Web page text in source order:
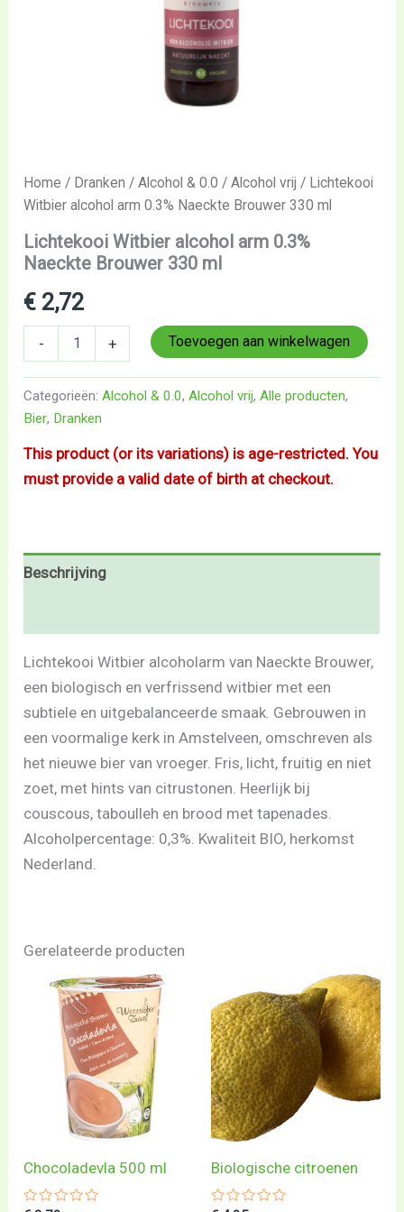
Home / Dranken /Alcohol & 0.0 /Alcohol vrij / Lichtekooi
Witbier alcohol arm 0.3% Naeckte Brouwer 330 ml
Lichtekooi Witbier alcohol arm 0.3%
Naeckte Brouwer 330 ml
€ 2,72
- + Toevoegen aan winkelwagen
Categorieën:Alcohol & 0.0,Alcohol vrij,Alle producten,
Bier, Dranken
This product (or its variations) is age-restricted. You
must provide a valid date of birth at checkout.
Beschrijving
Lichtekooi Witbier alcoholarm van Naeckte Brouwer,
een biologisch en verfrissend witbier met een
subtiele en uitgebalanceerde smaak. Gebrouwen in
een voormalige kerk in Amstelveen, omschreven als
het nieuwe bier van vroeger. Fris, licht, fruitig en niet
zoet, met hints van citrustonen. Heerlijk bij
couscous, taboulleh en brood met tapenades.
Alcoholpercentage: 0,3%. Kwaliteit BIO, herkomst
Nederland.
Gerelateerde producten
Chocoladevla 500 ml Biologische citroenen